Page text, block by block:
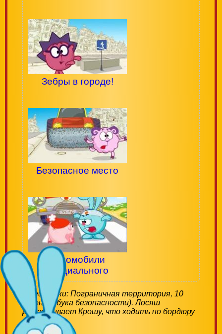
Зебры в городе!
Безопасное место
Автомобили
специального
назначения
Смешарики: Пограничная территория, 10
сезон (Азбука безопасности). Лосяш
рассказывает Крошу, что ходить по бордюру
опасно.